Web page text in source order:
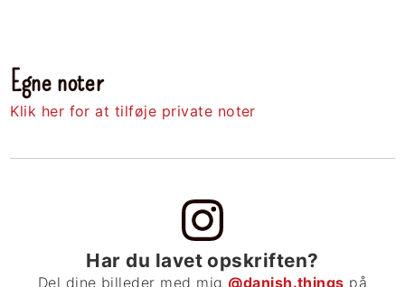
Egne noter
Klik her for at tilføje private noter
Har du lavet opskriften?
Del dine billeder med mig @danish.things på